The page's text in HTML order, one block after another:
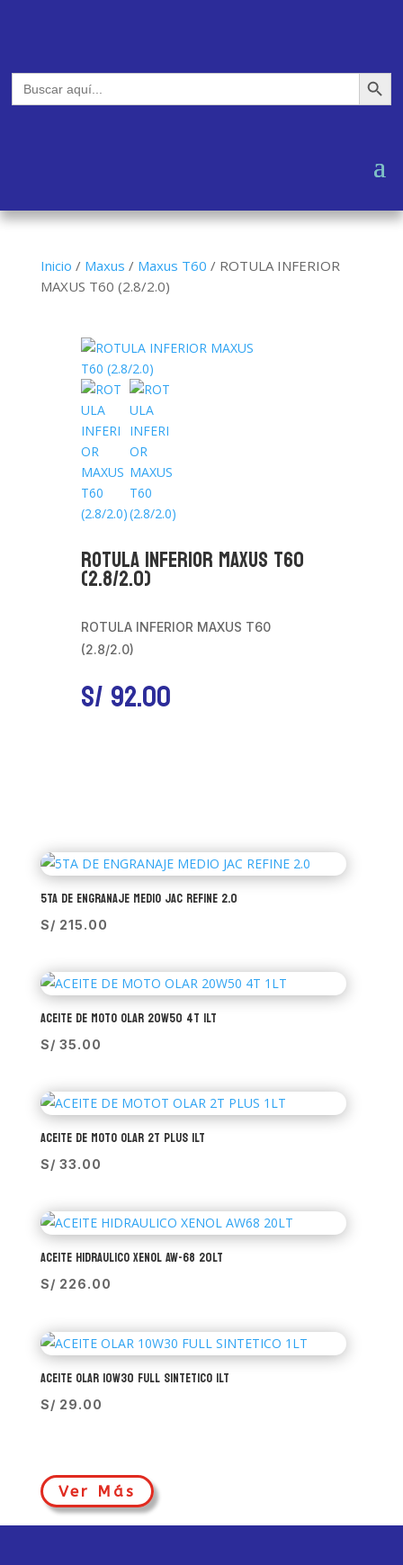
Buscar: Botón de
Inicio / Maxus / Maxus T60 / ROTULA INFERIOR
MAXUS T60 (2.8/2.0)
ROTULA INFERIOR MAXUS T60
(2.8/2.0)
ROTULA INFERIOR MAXUS T60
(2.8/2.0)
S/92.00
5TA DE ENGRANAJE MEDIO JAC REFINE 2.0
S/ 215.00
ACEITE DE MOTO OLAR 20W50 4T 1LT
S/ 35.00
ACEITE DE MOTO OLAR 2T PLUS 1LT
S/ 33.00
ACEITE HIDRAULICO XENOL AW-68 20LT
S/ 226.00
ACEITE OLAR 10W30 FULL SINTETICO 1LT
S/ 29.00
Ver Más